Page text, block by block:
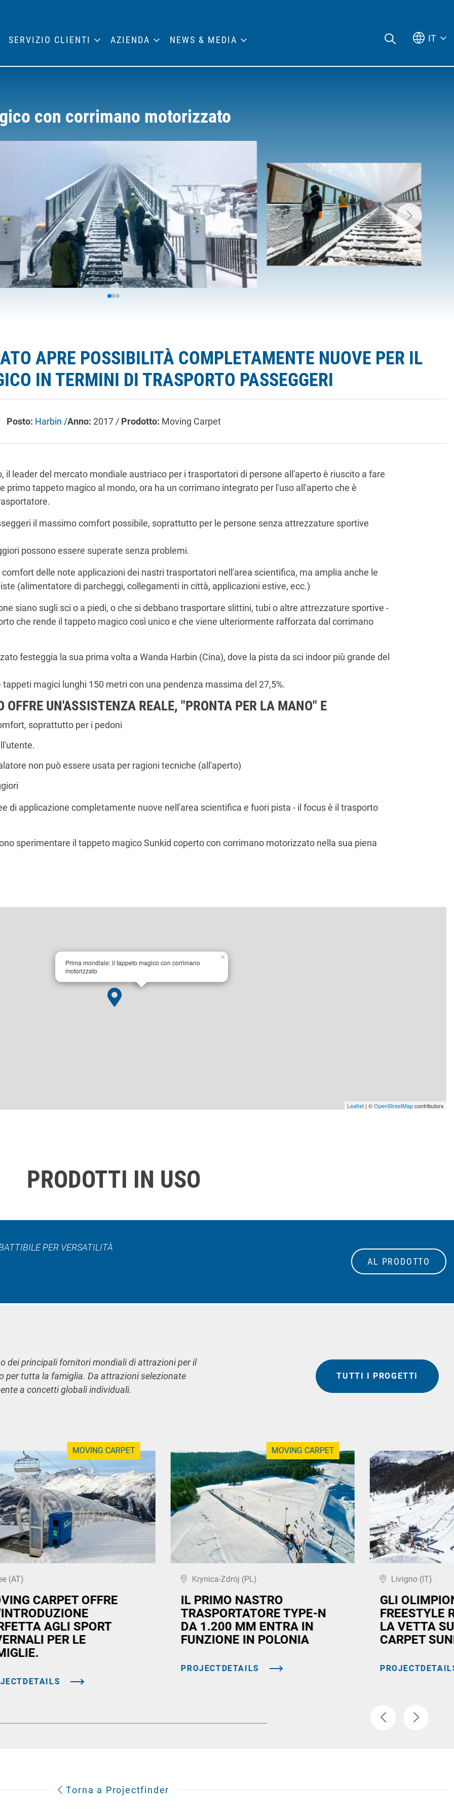
con corrimano motorizzato
APRE POSSIBILITÀ COMPLETAMENTE NUOVE PER IL
IN TERMINI DI TRASPORTO PASSEGGERI
Posto: Harbin /Anno: 2017 / Prodotto: Moving Carpet
il leader del mercato mondiale austriaco per i trasportatori di persone all'aperto è riuscito a fare
primo tappeto magico al mondo, ora ha un corrimano integrato per l'uso all'aperto che è
il massimo comfort possibile, soprattutto per le persone senza attrezzature sportive
possono essere superate senza problemi.
delle note applicazioni dei nastri trasportatori nell'area scientifica, ma amplia anche le
(alimentatore di parcheggi, collegamenti in città, applicazioni estive, ecc.)
siano sugli sci o a piedi, o che si debbano trasportare slittini, tubi o altre attrezzature sportive -
che rende il tappeto magico così unico e che viene ulteriormente rafforzata dal corrimano
festeggia la sua prima volta a Wanda Harbin (Cina), dove la pista da sci indoor più grande del
magici lunghi 150 metri con una pendenza massima del 27,5%.
OFFRE UN'ASSISTENZA REALE, "PRONTA PER LA MANO" E
soprattutto per i pedoni
non può essere usata per ragioni tecniche (all'aperto)
di applicazione completamente nuove nell'area scientifica e fuori pista - il focus è il trasporto
sperimentare il tappeto magico Sunkid coperto con corrimano motorizzato nella sua piena
Prima mondiale: il tappeto magico con corrimano
motorizzato
×
Leaflet | ©OpenStreetMapcontributors
PRODOTTI IN USO
PER VERSATILITÀ
AL PRODOTTO
dei principali fornitori mondiali di attrazioni per il
per tutta la famiglia. Da attrazioni selezionate
a concetti globali individuali.
TUTTI I PROGETTI
MOVING CARPET
(AT)
CARPET OFFRE
AGLI SPORT
PER LE
MOVING CARPET
Krynica-Zdrój (PL)
IL PRIMO NASTRO
TRASPORTATORE TYPE-N
DA 1.200 MM ENTRA IN
FUNZIONE IN POLONIA
PROJECTDETAILS
Livigno (IT)
GLI
FREESTYLE
LA VETTA
CARPET
Torna a Projectfinder
SERVIZIO CLIENTI AZIENDA NEWS & MEDIA IT